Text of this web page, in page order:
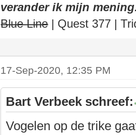
verander ik mijn
Blue Line| Quest 377 |
17-Sep-2020, 12:35 PM
Bart Verbeek schreef:
Vogelen op de trike